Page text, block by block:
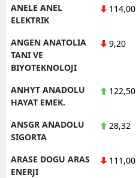
ANELE ANEL
ELEKTRIK
114,00
ANGEN ANATOLIA
TANI VE
BIYOTEKNOLOJI
9,20
ANHYT ANADOLU
HAYAT EMEK.
122,50
ANSGR ANADOLU
SIGORTA
28,32
ARASE DOGU ARAS
ENERJI
111,00